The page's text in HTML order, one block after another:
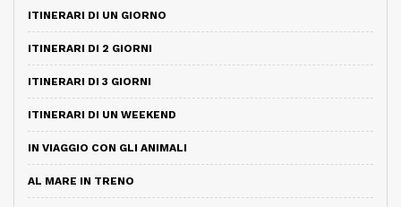
ITINERARI DI UN GIORNO
ITINERARI DI 2 GIORNI
ITINERARI DI 3 GIORNI
ITINERARI DI UN WEEKEND
IN VIAGGIO CON GLI ANIMALI
AL MARE IN TRENO